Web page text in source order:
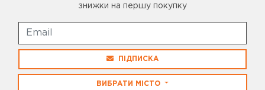
знижки на першу покупку
ПІДПИСКА
ВИБРАТИ МІСТО